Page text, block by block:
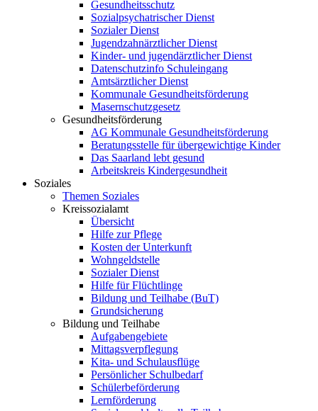
Gesundheitsschutz
Sozialpsychatrischer Dienst
Sozialer Dienst
Jugendzahnärztlicher Dienst
Kinder- und jugendärztlicher Dienst
Datenschutzinfo Schuleingang
Amtsärztlicher Dienst
Kommunale Gesundheitsförderung
Masernschutzgesetz
Gesundheitsförderung
AG Kommunale Gesundheitsförderung
Beratungsstelle für übergewichtige Kinder
Das Saarland lebt gesund
Arbeitskreis Kindergesundheit
Soziales
Themen Soziales
Kreissozialamt
Übersicht
Hilfe zur Pflege
Kosten der Unterkunft
Wohngeldstelle
Sozialer Dienst
Hilfe für Flüchtlinge
Bildung und Teilhabe (BuT)
Grundsicherung
Bildung und Teilhabe
Aufgabengebiete
Mittagsverpflegung
Kita- und Schulausflüge
Persönlicher Schulbedarf
Schülerbeförderung
Lernförderung